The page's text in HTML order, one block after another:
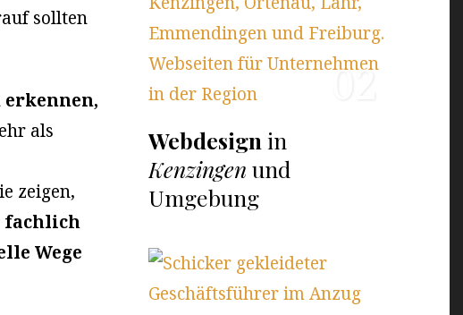
sollten
als
zeigen,
Wege
02
Webdesign in
Kenzingen und
Umgebung